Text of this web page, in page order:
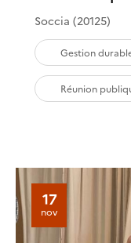
Soccia (20125)
Gestion
Réunion
17
nov